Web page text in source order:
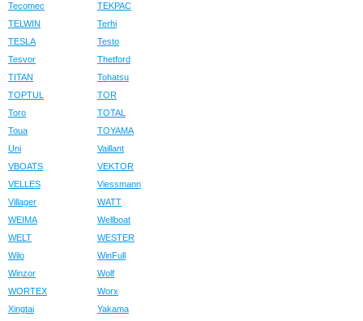
Tecomec
TEKPAC
TELWIN
Terhi
TESLA
Testo
Tesvor
Thetford
TITAN
Tohatsu
TOPTUL
TOR
Toro
TOTAL
Toua
TOYAMA
Uni
Vaillant
VBOATS
VEKTOR
VELLES
Viessmann
Villager
WATT
WEIMA
Wellboat
WELT
WESTER
Wilo
WinFull
Winzor
Wolf
WORTEX
Worx
Xingtai
Yakama